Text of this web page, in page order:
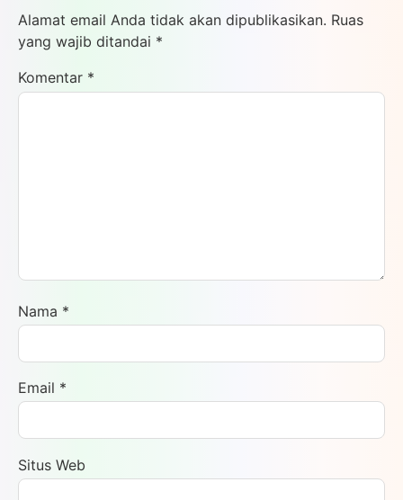
Alamat email Anda tidak akan dipublikasikan. Ruas
yang wajib ditandai *
Komentar *
Nama *
Email *
Situs Web